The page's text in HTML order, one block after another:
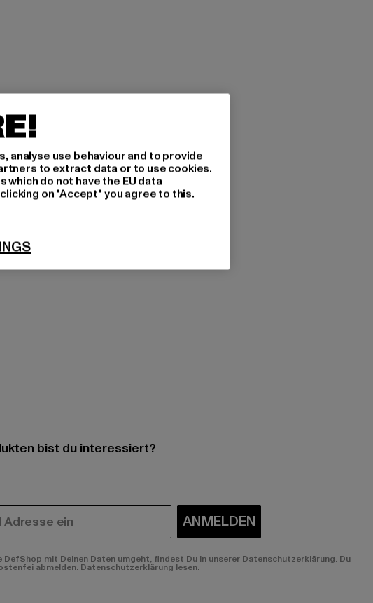
bist du interessiert?
ANMELDEN
DefShop mit Deinen Daten umgeht, findest Du in unserer Datenschutzerklärung. Du
abmelden. Datenschutzerklärung lesen.
analyse use behaviour and to provide
to extract data or to use cookies.
do not have the EU data
on "Accept" you agree to this.